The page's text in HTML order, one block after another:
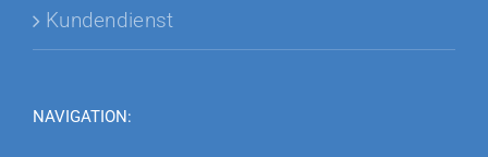
Kundendienst
NAVIGATION: